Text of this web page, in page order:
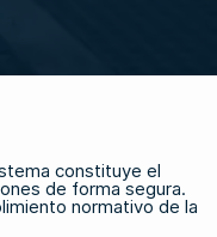
constituye el
de forma segura.
normativo de la